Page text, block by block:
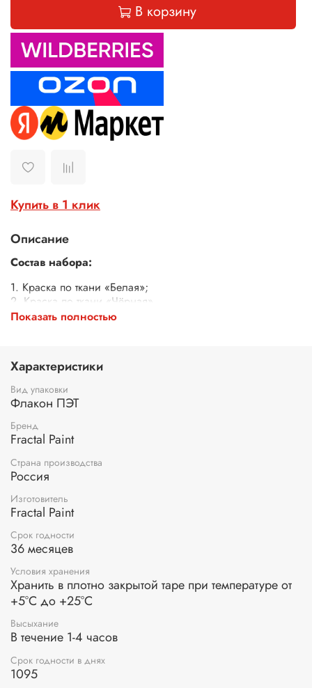
В корзину
Купить в 1 клик
Описание
Состав набора:
1. Краска по ткани «Белая»;
2. Краска по ткани «Чёрная».
Объем банок: 100 мл.
Показать полностью
Характеристики
Вид упаковки
Флакон ПЭТ
Бренд
Fractal Paint
Страна производства
Россия
Изготовитель
Fractal Paint
Срок годности
36 месяцев
Условия хранения
Хранить в плотно закрытой таре при температуре от
+5°С до +25°С
Высыхание
В течение 1-4 часов
Срок годности в днях
1095